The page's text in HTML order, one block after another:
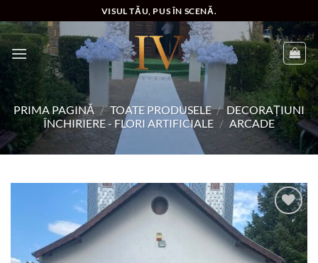
to
content
VISUL TĂU, PUS ÎN SCENĂ.
PRIMA PAGINĂ / TOATE PRODUSELE / DECORAȚIUNI
ÎNCHIRIERE - FLORI ARTIFICIALE / ARCADE
Add to
wishlist